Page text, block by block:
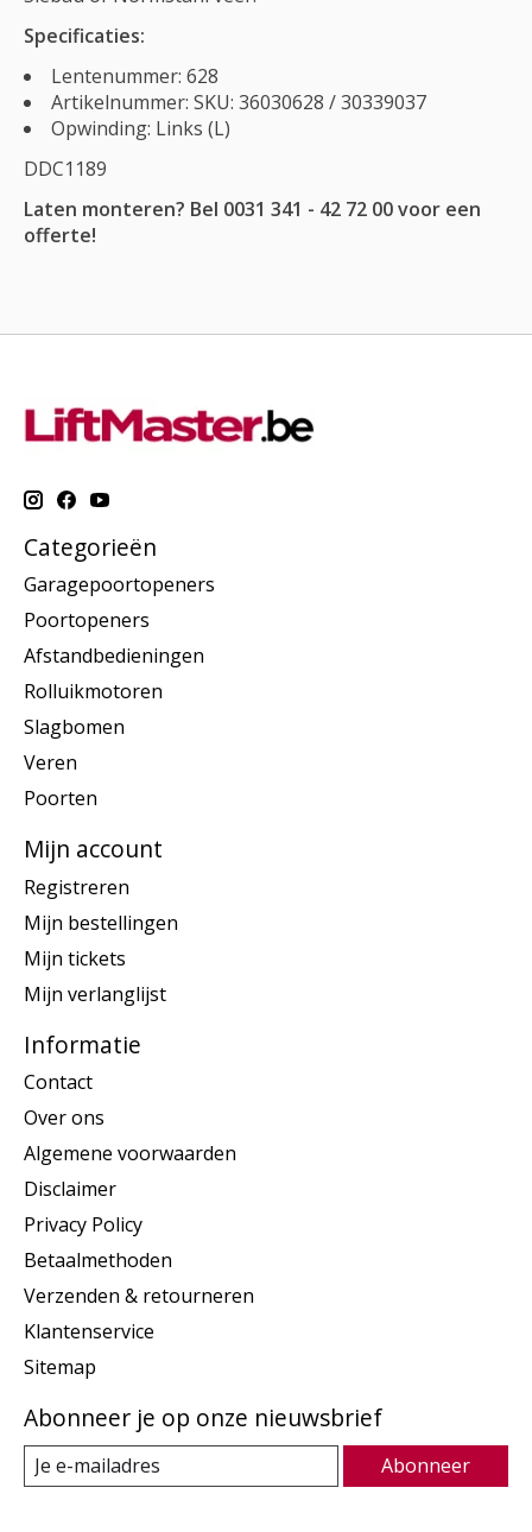
Specificaties:
Lentenummer: 628
Artikelnummer: SKU: 36030628 / 30339037
Opwinding: Links (L)
DDC1189
Laten monteren? Bel 0031 341 - 42 72 00 voor een
offerte!
Categorieën
Garagepoortopeners
Poortopeners
Afstandbedieningen
Rolluikmotoren
Slagbomen
Veren
Poorten
Mijn account
Registreren
Mijn bestellingen
Mijn tickets
Mijn verlanglijst
Informatie
Contact
Over ons
Algemene voorwaarden
Disclaimer
Privacy Policy
Betaalmethoden
Verzenden & retourneren
Klantenservice
Sitemap
Abonneer je op onze nieuwsbrief
Abonneer